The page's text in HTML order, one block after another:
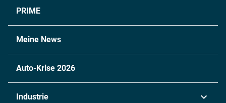
PRIME
Meine News
Auto-Krise 2026
Industrie